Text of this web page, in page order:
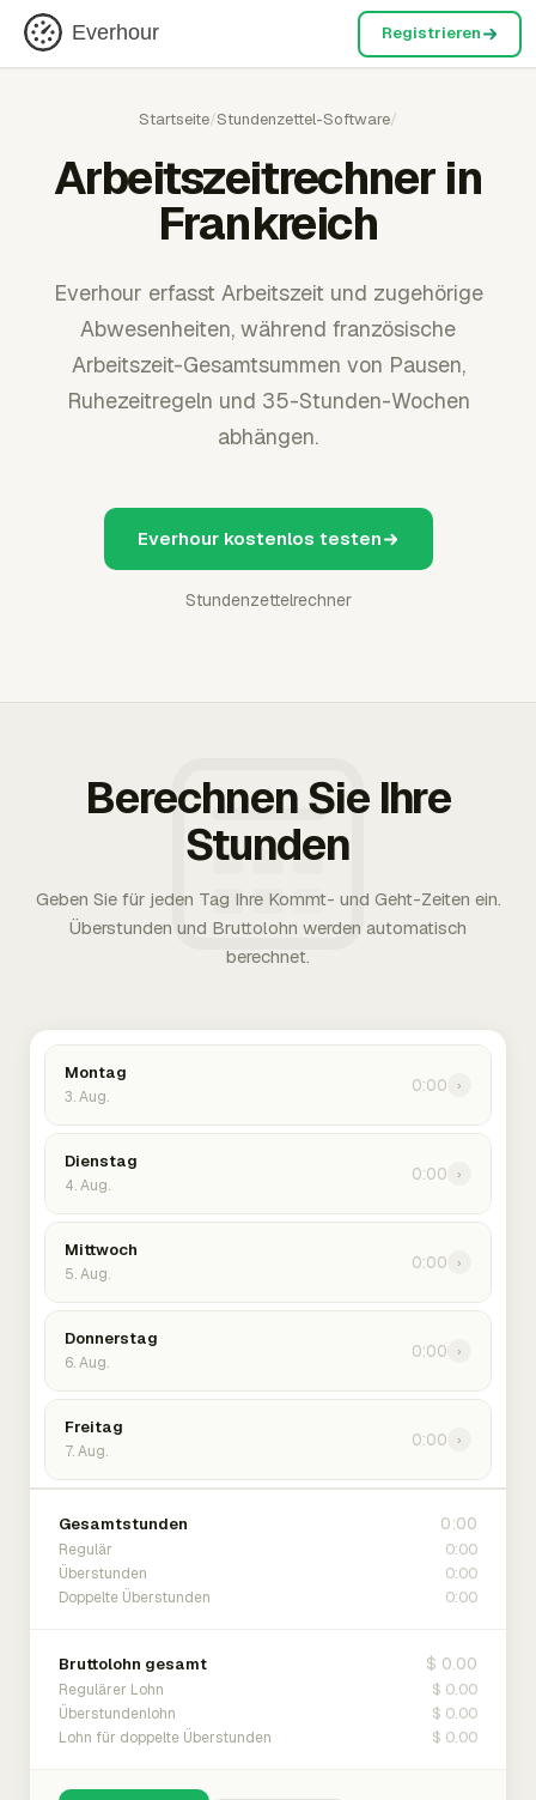
Everhour Registrieren
Startseite/Stundenzettel-Software/
Arbeitszeitrechner in
Frankreich
Everhour erfasst Arbeitszeit und zugehörige
Abwesenheiten, während französische
Arbeitszeit-Gesamtsummen von Pausen,
Ruhezeitregeln und 35-Stunden-Wochen
abhängen.
Everhour kostenlos testen
Stundenzettelrechner
Berechnen Sie Ihre
Stunden
Geben Sie für jeden Tag Ihre Kommt- und Geht-Zeiten ein.
Überstunden und Bruttolohn werden automatisch
berechnet.
Montag
3. Aug.
0:00 ›
Dienstag
4. Aug.
0:00 ›
Mittwoch
5. Aug.
0:00 ›
Donnerstag
6. Aug.
0:00 ›
Freitag
7. Aug.
0:00 ›
Gesamtstunden 0:00
Regulär 0:00
Überstunden 0:00
Doppelte Überstunden 0:00
Bruttolohn gesamt $ 0.00
Regulärer Lohn $ 0.00
Überstundenlohn $ 0.00
Lohn für doppelte Überstunden $ 0.00